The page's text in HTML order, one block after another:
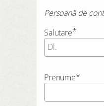
Persoană de
Salutare*
Dl.
Prenume*